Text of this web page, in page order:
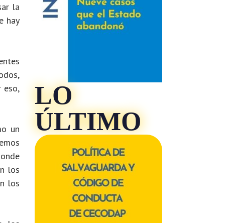
la
hay
eso,
un
los
los
LO
ÚLTIMO